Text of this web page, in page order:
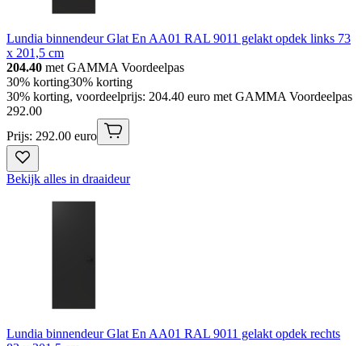
Lundia binnendeur Glat En AA01 RAL 9011 gelakt opdek links 73
x 201,5 cm
204.40 met GAMMA Voordeelpas
30% korting30% korting
30% korting, voordeelprijs: 204.40 euro met GAMMA Voordeelpas
292.00
Prijs: 292.00 euro
Bekijk alles in draaideur
Lundia binnendeur Glat En AA01 RAL 9011 gelakt opdek rechts